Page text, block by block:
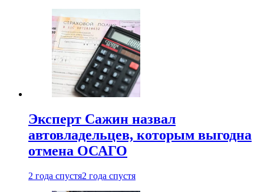
Эксперт Сажин назвал
автовладельцев, которым выгодна
отмена ОСАГО
2 года спустя2 года спустя